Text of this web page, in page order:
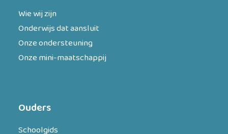
Wie wij zijn
Onderwijs dat aansluit
Onze ondersteuning
Onze mini-maatschappij
Ouders
Schoolgids